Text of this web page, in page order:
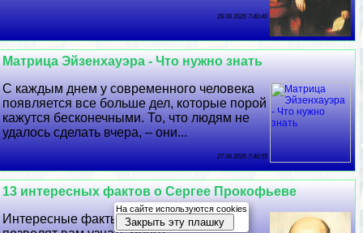
28 06 2026 7:40:40
Матрица Эйзенхауэра - Что нужно знать
С каждым днем у современного человека
появляется все больше дел, которые порой
кажутся бесконечными. То, что людям не
удалось сделать вчера, – они...
27 06 2026 7:40:55
13 интересных фактов о Сергее Прокофьеве
Интересные факты о Прокофьеве
На сайте используются cookies
Закрыть эту плашку